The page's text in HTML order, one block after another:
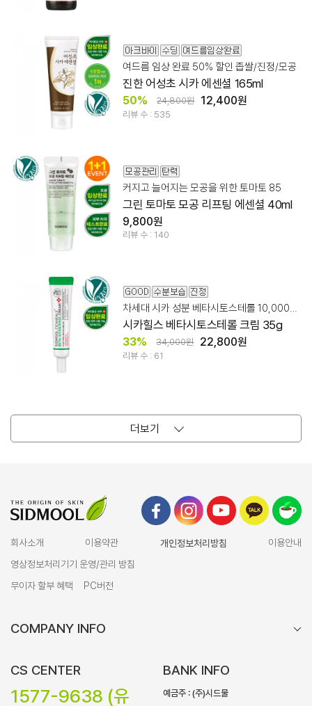
여드름 임상 완료 50% 할인 좁쌀/진정/모공
진한 어성초 시카 에센셜 165ml
50% 24,800원 12,400원
리뷰 수 : 535
커지고 늘어지는 모공을 위한 토마토 85
그린 토마토 모공 리프팅 에센셜 40ml
9,800원
리뷰 수 : 140
차세대 시카 성분 베타시토스테롤 10,000ppm + 판테놀
시카힐스 베타시토스테롤 크림 35g
33% 34,000원 22,800원
리뷰 수 : 61
더보기
회사소개 이용약관 개인정보처리방침
이용안내
영상정보처리기기 운영/관리 방침
무이자 할부 혜택
PC버전
COMPANY INFO
CS CENTER
1577-9638 (유
BANK INFO
예금주 : (주)시드물